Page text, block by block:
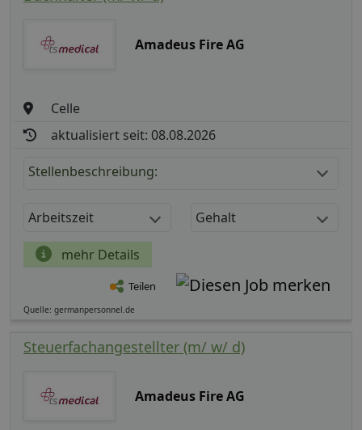
Amadeus Fire AG
Celle
aktualisiert seit: 08.08.2026
Stellenbeschreibung:
Arbeitszeit Gehalt
mehr Details
Teilen
Quelle: germanpersonnel.de
Steuerfachangestellter (m/ w/ d)
Amadeus Fire AG